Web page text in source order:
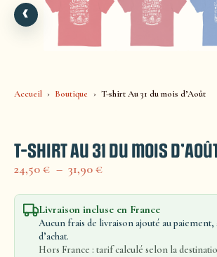
Accueil Boutique T-shirt Au 31 du mois d’Août
T-shirt Au 31 du mois
24,50€ – 31,90€
Livraison incluse en France
Aucun frais de livraison ajouté au
d’achat.
Hors France : tarif calculé selon la
‹